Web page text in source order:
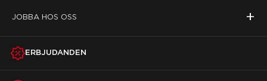
JOBBA HOS OSS +
ERBJUDANDEN